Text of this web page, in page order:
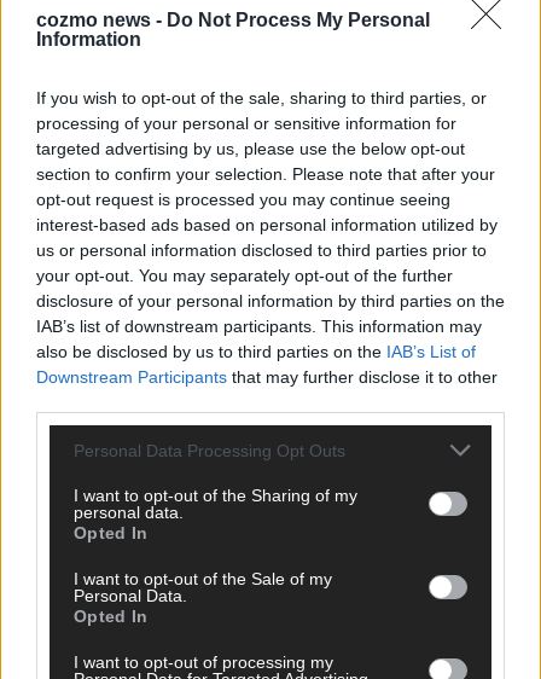
cozmo news - Do Not Process My Personal
Information
If you wish to opt-out of the sale, sharing to third parties, or
processing of your personal or sensitive information for
targeted advertising by us, please use the below opt-out
section to confirm your selection. Please note that after your
opt-out request is processed you may continue seeing
interest-based ads based on personal information utilized by
us or personal information disclosed to third parties prior to
your opt-out. You may separately opt-out of the further
disclosure of your personal information by third parties on the
IAB’s list of downstream participants. This information may
also be disclosed by us to third parties on the IAB’s List of
Downstream Participants that may further disclose it to other
Personal Data Processing Opt Outs
I want to opt-out of the Sharing of my
personal data.
Opted In
I want to opt-out of the Sale of my
Personal Data.
Opted In
I want to opt-out of processing my
DIREKT ZUM THEMA
Politik & Co
Money Matters
Brainpower